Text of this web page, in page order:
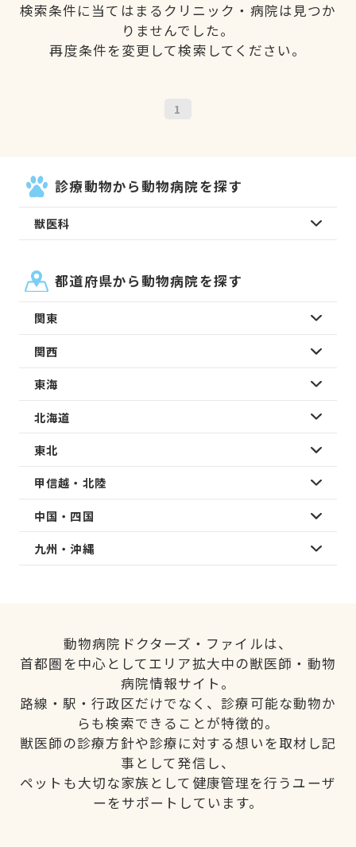
検索条件に当てはまるクリニック・病院は見つか
りませんでした。
再度条件を変更して検索してください。
1
診療動物から動物病院を探す
獣医科
都道府県から動物病院を探す
関東
関西
東海
北海道
東北
甲信越・北陸
中国・四国
九州・沖縄
動物病院ドクターズ・ファイルは、
首都圏を中心としてエリア拡大中の獣医師・動物
病院情報サイト。
路線・駅・行政区だけでなく、診療可能な動物か
らも検索できることが特徴的。
獣医師の診療方針や診療に対する想いを取材し記
事として発信し、
ペットも大切な家族として健康管理を行うユーザ
ーをサポートしています。